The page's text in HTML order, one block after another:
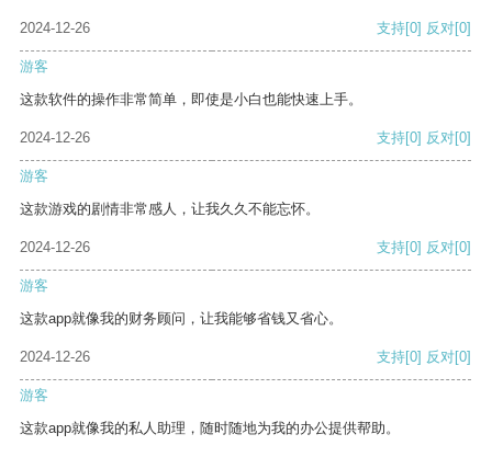
2024-12-26 支持[0] 反对[0]
游客
这款软件的操作非常简单，即使是小白也能快速上手。
2024-12-26 支持[0] 反对[0]
游客
这款游戏的剧情非常感人，让我久久不能忘怀。
2024-12-26 支持[0] 反对[0]
游客
这款app就像我的财务顾问，让我能够省钱又省心。
2024-12-26 支持[0] 反对[0]
游客
这款app就像我的私人助理，随时随地为我的办公提供帮助。